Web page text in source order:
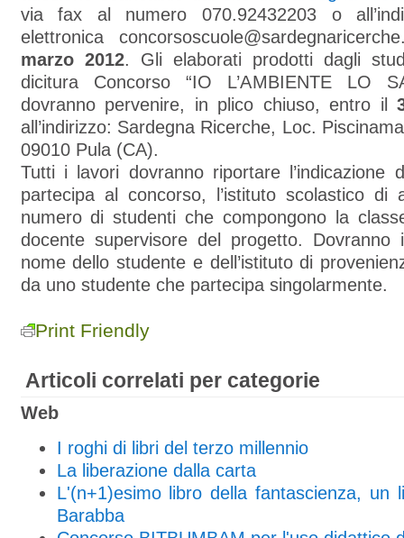
via fax al numero 070.92432203 o
elettronica
marzo 2012. Gli elaborati prodotti dagli
dicitura Concorso “IO L’AMBIENTE LO
dovranno pervenire, in plico chiuso, entro il
all’indirizzo: Sardegna Ricerche, Loc.
09010 Pula (CA).
Tutti i lavori dovranno riportare l’indicazione
partecipa al concorso, l’istituto scolastico di
numero di studenti che compongono la
docente supervisore del progetto. Dovranno
nome dello studente e dell’istituto di
da uno studente che partecipa singolarmente.
Print Friendly
Articoli correlati per categorie
Web
I roghi di libri del terzo millennio
La liberazione dalla carta
L'(n+1)esimo libro della fantascienza, un
Barabba